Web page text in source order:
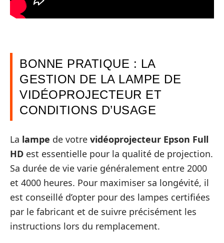
BONNE PRATIQUE : LA
GESTION DE LA LAMPE DE
VIDÉOPROJECTEUR ET
CONDITIONS D’USAGE
La lampe de votre vidéoprojecteur Epson Full
HD est essentielle pour la qualité de projection.
Sa durée de vie varie généralement entre 2000
et 4000 heures. Pour maximiser sa longévité, il
est conseillé d’opter pour des lampes certifiées
par le fabricant et de suivre précisément les
instructions lors du remplacement.